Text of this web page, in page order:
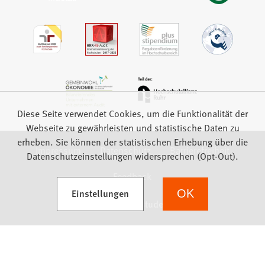
Impressum Datenschutz
Barrierefreiheit
Feedback
Diese Seite verwendet Cookies, um die Funktionalität der
Webseite zu gewährleisten und statistische Daten zu
erheben. Sie können der statistischen Erhebung über die
Datenschutzeinstellungen widersprechen (Opt-Out).
Einstellungen
(Öffnet in einem neuen Tab) OK